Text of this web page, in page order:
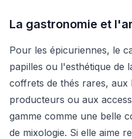
La gastronomie et
Pour les épicuriennes, le
papilles ou l'esthétique de
coffrets de thés rares, aux
producteurs ou aux
gamme comme une belle
de mixologie. Si elle aime